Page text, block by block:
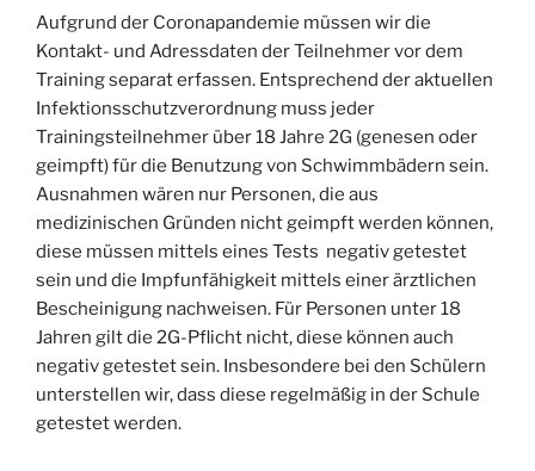
Aufgrund der Coronapandemie müssen wir die
Kontakt- und Adressdaten der Teilnehmer vor dem
Training separat erfassen. Entsprechend der aktuellen
Infektionsschutzverordnung muss jeder
Trainingsteilnehmer über 18 Jahre 2G (genesen oder
geimpft) für die Benutzung von Schwimmbädern sein.
Ausnahmen wären nur Personen, die aus
medizinischen Gründen nicht geimpft werden können,
diese müssen mittels eines Tests negativ getestet
sein und die Impfunfähigkeit mittels einer ärztlichen
Bescheinigung nachweisen. Für Personen unter 18
Jahren gilt die 2G-Pflicht nicht, diese können auch
negativ getestet sein. Insbesondere bei den Schülern
unterstellen wir, dass diese regelmäßig in der Schule
getestet werden.